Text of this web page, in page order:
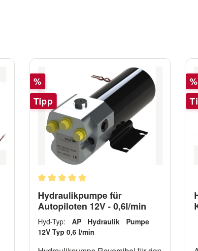
von 5 Sternen
Rabatt
%
Tipp
Durchschnittliche Bewertung von 5 von 5
Hydraulikpumpe für
Autopiloten 12V - 0,6l/min
Hyd-Typ: AP Hydraulik Pumpe
12V Typ 0,6 l/min
%